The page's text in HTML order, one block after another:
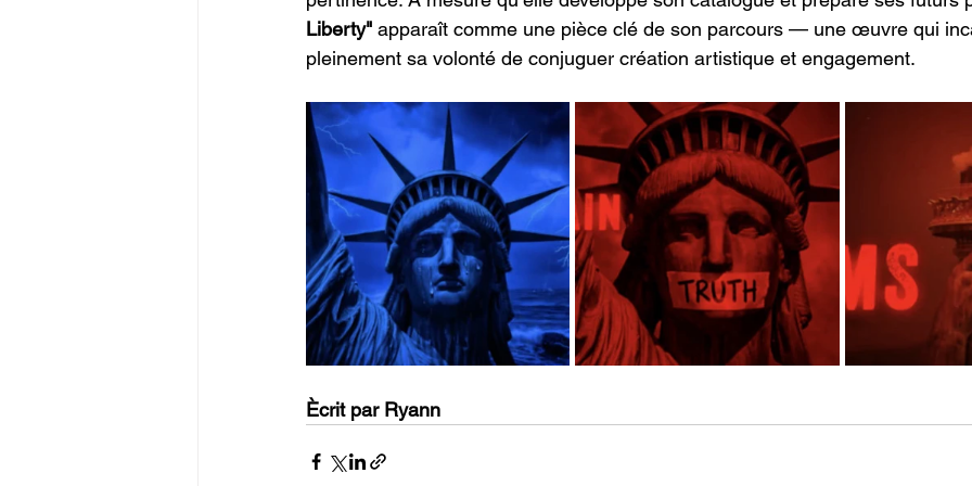
Liberty" apparaît comme une pièce clé de son parcours — une œuvre qui
pleinement sa volonté de conjuguer création artistique et engagement.
Ècrit par Ryann